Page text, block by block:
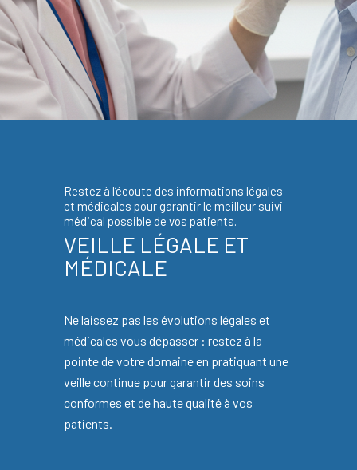
Restez à l’écoute des informations légales
et médicales pour garantir le meilleur suivi
médical possible de vos patients.
VEILLE LÉGALE ET
MÉDICALE
Ne laissez pas les évolutions légales et
médicales vous dépasser : restez à la
pointe de votre domaine en pratiquant une
veille continue pour garantir des soins
conformes et de haute qualité à vos
patients.